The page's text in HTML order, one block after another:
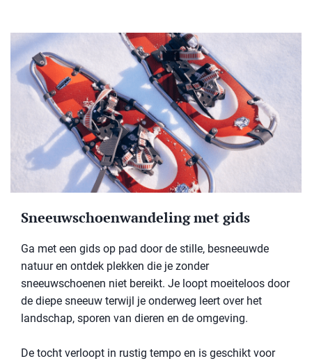
Sneeuwschoenwandeling met gids
Ga met een gids op pad door de stille, besneeuwde
natuur en ontdek plekken die je zonder
sneeuwschoenen niet bereikt. Je loopt moeiteloos door
de diepe sneeuw terwijl je onderweg leert over het
landschap, sporen van dieren en de omgeving.
De tocht verloopt in rustig tempo en is geschikt voor